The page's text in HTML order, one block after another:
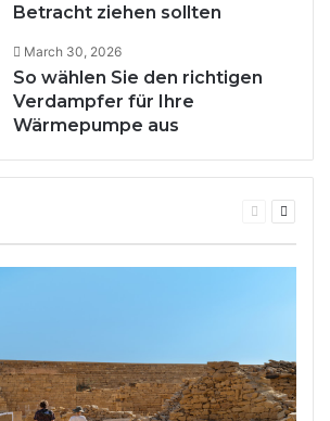
Betracht ziehen sollten
March 30, 2026
So wählen Sie den richtigen
Verdampfer für Ihre
Wärmepumpe aus
Previous
Next